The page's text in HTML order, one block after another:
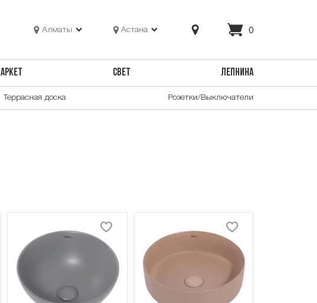
Алматы Астана 0
ПАРКЕТ СВЕТ ЛЕПНИНА
Террасная доска Розетки/Выключатели